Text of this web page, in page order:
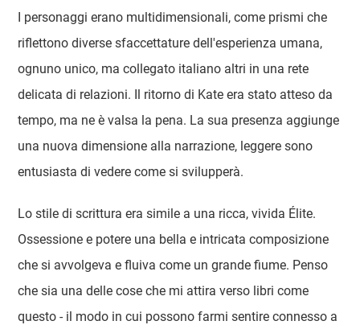
I personaggi erano multidimensionali, come prismi che
riflettono diverse sfaccettature dell'esperienza umana,
ognuno unico, ma collegato italiano altri in una rete
delicata di relazioni. Il ritorno di Kate era stato atteso da
tempo, ma ne è valsa la pena. La sua presenza aggiunge
una nuova dimensione alla narrazione, leggere sono
entusiasta di vedere come si svilupperà.
Lo stile di scrittura era simile a una ricca, vivida Élite.
Ossessione e potere una bella e intricata composizione
che si avvolgeva e fluiva come un grande fiume. Penso
che sia una delle cose che mi attira verso libri come
questo - il modo in cui possono farmi sentire connesso a